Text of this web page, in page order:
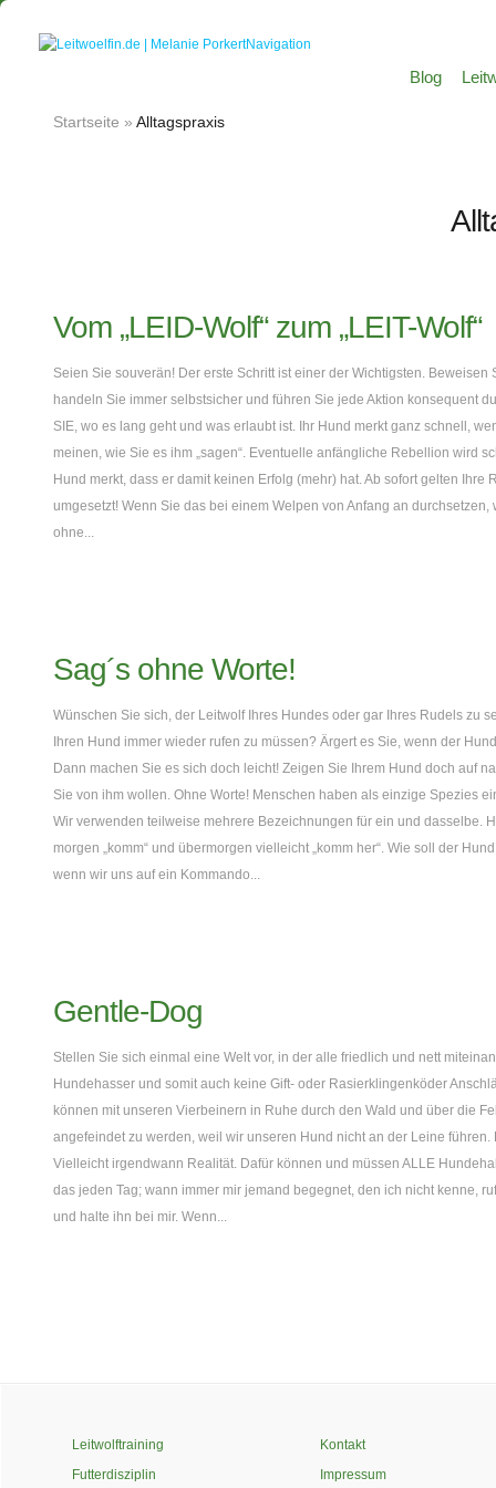
Navigation
Blog
Startseite » Alltagspraxis
Vom „LEID-Wolf“ zum „LEIT-Wolf“
Seien Sie souverän! Der erste Schritt ist einer der Wichtigsten. Beweisen
handeln Sie immer selbstsicher und führen Sie jede Aktion konsequent
SIE, wo es lang geht und was erlaubt ist. Ihr Hund merkt ganz schnell,
meinen, wie Sie es ihm „sagen“. Eventuelle anfängliche Rebellion wird
Hund merkt, dass er damit keinen Erfolg (mehr) hat. Ab sofort gelten Ihre
umgesetzt! Wenn Sie das bei einem Welpen von Anfang an durchsetzen,
ohne...
Sag´s ohne Worte!
Wünschen Sie sich, der Leitwolf Ihres Hundes oder gar Ihres Rudels zu
Ihren Hund immer wieder rufen zu müssen? Ärgert es Sie, wenn der
Dann machen Sie es sich doch leicht! Zeigen Sie Ihrem Hund doch auf
Sie von ihm wollen. Ohne Worte! Menschen haben als einzige Spezies
Wir verwenden teilweise mehrere Bezeichnungen für ein und dasselbe.
morgen „komm“ und übermorgen vielleicht „komm her“. Wie soll der
wenn wir uns auf ein Kommando...
Gentle-Dog
Stellen Sie sich einmal eine Welt vor, in der alle friedlich und nett
Hundehasser und somit auch keine Gift- oder Rasierklingenköder
können mit unseren Vierbeinern in Ruhe durch den Wald und über die
angefeindet zu werden, weil wir unseren Hund nicht an der Leine
Vielleicht irgendwann Realität. Dafür können und müssen ALLE
das jeden Tag; wann immer mir jemand begegnet, den ich nicht kenne,
und halte ihn bei mir. Wenn...
Leitwolftraining
Futterdisziplin
Kontakt
Impressum